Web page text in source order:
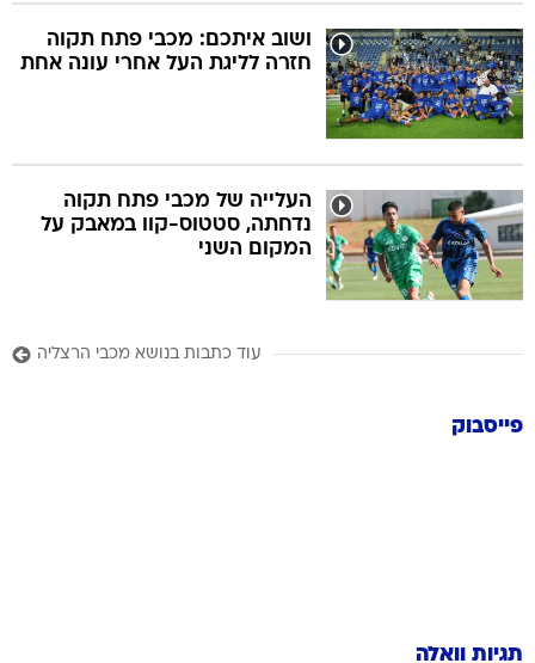
ושוב איתכם: מכבי פתח תקוה
חזרה לליגת העל אחרי עונה אחת
העלייה של מכבי פתח תקוה
נדחתה, סטטוס-קוו במאבק על
המקום השני
עוד כתבות בנושא מכבי הרצליה
פייסבוק
תגיות וואלה